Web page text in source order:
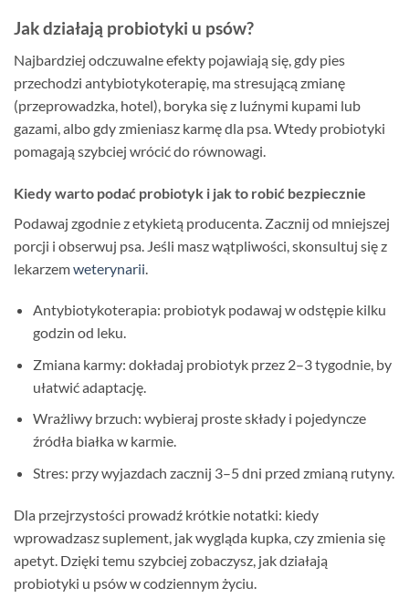
Jak działają probiotyki u psów?
Najbardziej odczuwalne efekty pojawiają się, gdy pies
przechodzi antybiotykoterapię, ma stresującą zmianę
(przeprowadzka, hotel), boryka się z luźnymi kupami lub
gazami, albo gdy zmieniasz karmę dla psa. Wtedy probiotyki
pomagają szybciej wrócić do równowagi.
Kiedy warto podać probiotyk i jak to robić bezpiecznie
Podawaj zgodnie z etykietą producenta. Zacznij od mniejszej
porcji i obserwuj psa. Jeśli masz wątpliwości, skonsultuj się z
lekarzemweterynarii
Antybiotykoterapia: probiotyk podawaj w odstępie kilku
godzin od leku.
Zmiana karmy: dokładaj probiotyk przez 2–3 tygodnie, by
ułatwić adaptację.
Wrażliwy brzuch: wybieraj proste składy i pojedyncze
źródła białka w karmie.
Stres: przy wyjazdach zacznij 3–5 dni przed zmianą rutyny.
Dla przejrzystości prowadź krótkie notatki: kiedy
wprowadzasz suplement, jak wygląda kupka, czy zmienia się
apetyt. Dzięki temu szybciej zobaczysz, jak działają
probiotyki u psów w codziennym życiu.